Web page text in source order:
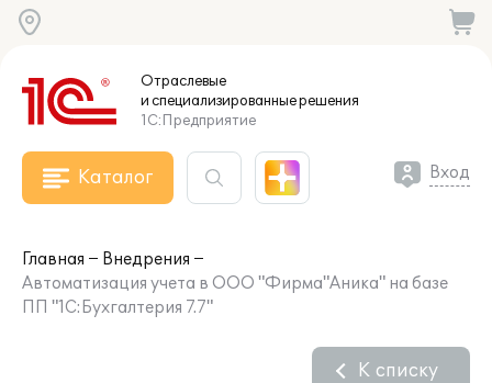
Отраслевые
и специализированныерешения
1С:Предприятие
Каталог Вход
Главная
Внедрения
Автоматизация учета в ООО "Фирма"Аника" на базе
ПП "1С:Бухгалтерия 7.7"
К списку